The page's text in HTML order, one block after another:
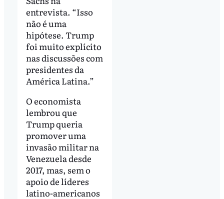
entrevista. “Isso
não é uma
hipótese. Trump
foi muito explícito
nas discussões com
presidentes da
América Latina.”
O economista
lembrou que
Trump queria
promover uma
invasão militar na
Venezuela desde
2017, mas, sem o
apoio de líderes
latino-americanos